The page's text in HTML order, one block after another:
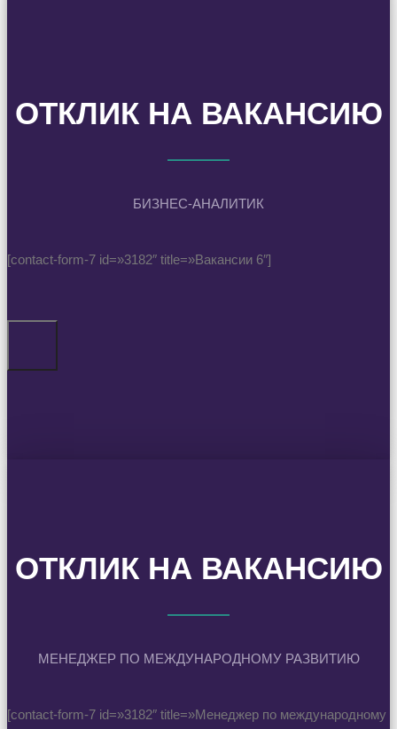
ОТКЛИК НА ВАКАНСИЮ
БИЗНЕС-АНАЛИТИК
[contact-form-7 id=»3182″ title=»Вакансии 6″]
ОТКЛИК НА ВАКАНСИЮ
МЕНЕДЖЕР ПО МЕЖДУНАРОДНОМУ РАЗВИТИЮ
[contact-form-7 id=»3182″ title=»Менеджер по международному